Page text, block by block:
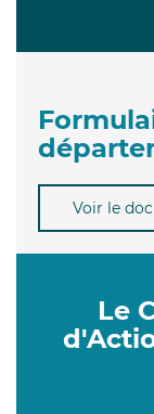
Voir le
Le